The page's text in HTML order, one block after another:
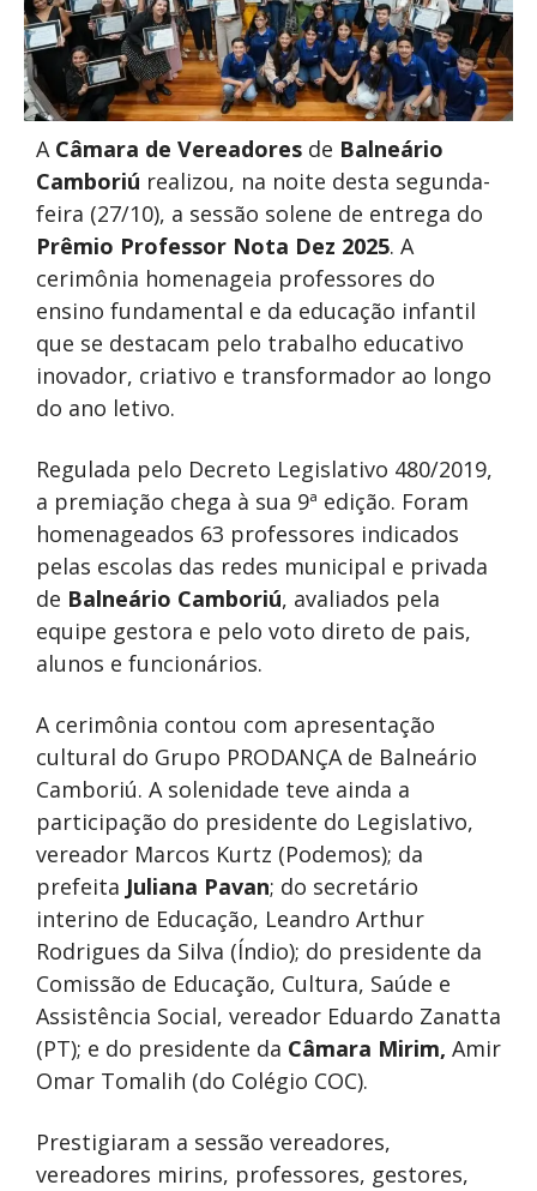
A Câmara de Vereadores de Balneário
Camboriú realizou, na noite desta segunda-
feira (27/10), a sessão solene de entrega do
Prêmio Professor Nota Dez 2025. A
cerimônia homenageia professores do
ensino fundamental e da educação infantil
que se destacam pelo trabalho educativo
inovador, criativo e transformador ao longo
do ano letivo.
Regulada pelo Decreto Legislativo 480/2019,
a premiação chega à sua 9ª edição. Foram
homenageados 63 professores indicados
pelas escolas das redes municipal e privada
de Balneário Camboriú, avaliados pela
equipe gestora e pelo voto direto de pais,
alunos e funcionários.
A cerimônia contou com apresentação
cultural do Grupo PRODANÇA de Balneário
Camboriú. A solenidade teve ainda a
participação do presidente do Legislativo,
vereador Marcos Kurtz (Podemos); da
prefeita Juliana Pavan; do secretário
interino de Educação, Leandro Arthur
Rodrigues da Silva (Índio); do presidente da
Comissão de Educação, Cultura, Saúde e
Assistência Social, vereador Eduardo Zanatta
(PT); e do presidente da Câmara Mirim, Amir
Omar Tomalih (do Colégio COC).
Prestigiaram a sessão vereadores,
vereadores mirins, professores, gestores,